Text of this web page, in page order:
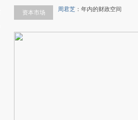
资本市场 周君芝 ： 年内的财政空间